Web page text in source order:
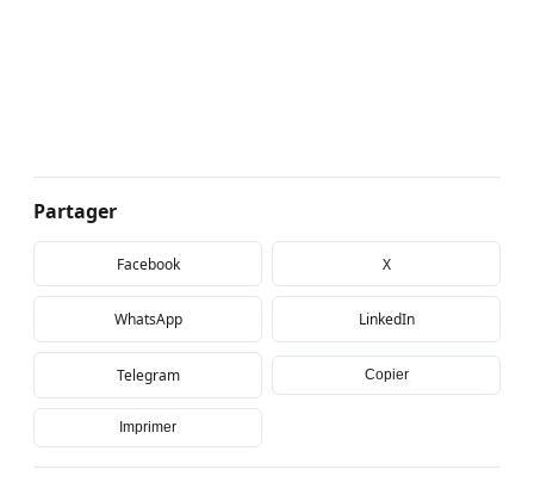
Partager
Facebook X
WhatsApp LinkedIn
Telegram Copier
Imprimer